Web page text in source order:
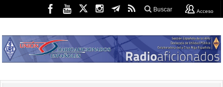
Buscar Acceso